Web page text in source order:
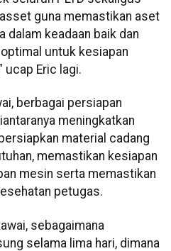
guna memastikan aset
dalam keadaan baik dan
untuk kesiapan
ucap Eric lagi.
berbagai persiapan
meningkatkan
material cadang
memastikan kesiapan
mesin serta memastikan
petugas.
sebagaimana
selama lima hari, dimana